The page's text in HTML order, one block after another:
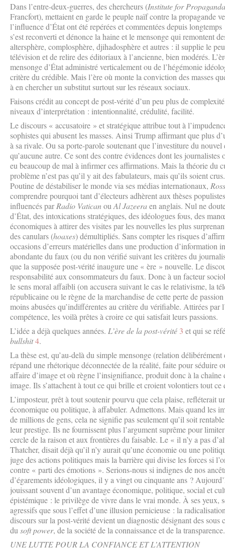
Dans l’entre-deux-guerres, des chercheurs (Institute for
Francfort), mettaient en garde le peuple naïf contre la propagande
l’influence d’État ont été repérées et commentées depuis longtemps
s’est reconverti et dénonce la haine et le mensonge qui remontent
altersphère, complosphère, djihadosphère et autres : il supplie le
télévision et de relire des éditoriaux à l’ancienne, bien modérés.
mensonge d’État administré verticalement ou de l’hégémonie
critère du crédible. Mais l’ère où monte la conviction des masses
à en chercher un substitut surtout sur les réseaux sociaux.
Faisons crédit au concept de post-vérité d’un peu plus de
niveaux d’interprétation : intentionnalité, crédulité, facilité.
Le discours « accusatoire » et stratégique attribue tout à
sophistes qui abusent les masses. Ainsi Trump affirmant que plus
à sa rivale. Ou sa porte-parole soutenant que l’investiture du
qu’aucune autre. Ce sont des contre évidences dont les journalistes
eu beaucoup de mal à infirmer ces affirmations. Mais la théorie du
problème n’est pas qu’il y ait des fabulateurs, mais qu’ils soient
Poutine de déstabiliser le monde via ses médias internationaux,
comprendre pourquoi tant d’électeurs adhèrent aux thèses
influencés parRadio Vaticanou Al Jazeeraen anglais. Nul ne
d’État, des intoxications stratégiques, des idéologues fous, des
économiques à attirer des visites par les nouvelles les plus
des canulars (hoaxes) démultipliés. Sans compter les risques
occasions d’erreurs matérielles dans une production d’information
abondante du faux (ou du non vérifié suivant les critères du
que la supposée post-vérité inaugure une « ère » nouvelle. Le
responsabilité aux consommateurs du faux. Donc à un facteur
le sens moral affaibli (on accusera suivant le cas le relativisme, la
républicaine ou le règne de la marchandise de cette perte de
moins abusées qu’indifférentes au critère du vérifiable. Attirées par
compétence, les voilà prêtes à croire ce qui satisfait leurs passions.
L’idée a déjà quelques années. L’ère de la post-vérité 3 et qui se
bullshit4.
La thèse est, qu’au-delà du simple mensonge (relation
répand une rhétorique déconnectée de la réalité, faite pour séduire
affaire d’image et où règne l’insignifiance, produit donc à la
image. Ils s’attachent à tout ce qui brille et croient volontiers tout
L’imposteur, prêt à tout soutenir pourvu que cela plaise, refléterait
économique ou politique, à affabuler. Admettons. Mais quand les
de millions de gens, cela ne signifie pas seulement qu’il soit
leur prestige. Ils ne fournissent plus l’argument suprême pour
cercle de la raison et aux frontières du faisable. Le « il n’y a pas
Thatcher, disait déjà qu’il n’y aurait qu’une économie ou une
juge des actions politiques mais la barrière qui divise les forces si
contre « parti des émotions ». Serions-nous si indignes de nos
d’égarements idéologiques, il y a vingt ou cinquante ans ?
jouissant souvent d’un avantage économique, politique, social et
épistémique : le privilège de vivre dans le vrai monde. À ses yeux,
agressifs que sous l’effet d’une illusion pernicieuse : la
discours sur la post-vérité devient un diagnostic désignant des
du soft power, de la société de la connaissance et de la transparence.
UNE LUTTE POUR LA CONFIANCE ET L’ATTENTION